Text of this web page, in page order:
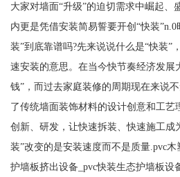
大家对墙面“升级”的迫切需求中崛起、
内更是凭借安装简易誓要开创“快装
装”到底靠谱吗?先来说说什么是“快装”
速安装的意思。在当今快节奏经济发展
钱”，而过去家庭装修的周期现在来说
了传统墙面装饰材料的设计创意和工艺
创新、研发，让快速拆装、快速施工成
装”改变的是安装速度而不是质量.pvc
护墙板挤出设备_pvc快装生态护墙板设